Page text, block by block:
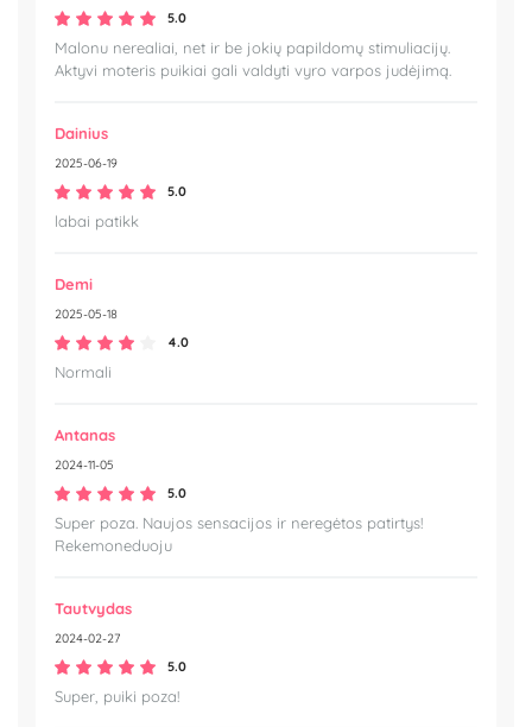
5.0
Malonu nerealiai, net ir be jokių papildomų stimuliacijų.
Aktyvi moteris puikiai gali valdyti vyro varpos judėjimą.
Dainius
2025-06-19
5.0
labai patikk
Demi
2025-05-18
4.0
Normali
Antanas
2024-11-05
5.0
Super poza. Naujos sensacijos ir neregėtos patirtys!
Rekemoneduoju
Tautvydas
2024-02-27
5.0
Super, puiki poza!